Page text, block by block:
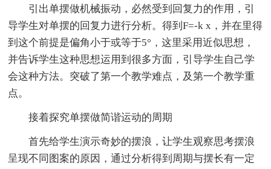
引出单摆做机械振动，必然受到回复力的作用，引
导学生对单摆的回复力进行分析。得到F=-k x，并在里得
到这个前提是偏角小于或等于5°，这里采用近似思想，
并告诉学生这种思想运用到很多方面，引导学生自己学
会这种方法。突破了第一个教学难点，及第一个教学重
点。
接着探究单摆做简谐运动的周期
首先给学生演示奇妙的摆浪，让学生观察思考摆浪
呈现不同图案的原因，通过分析得到周期与摆长有一定